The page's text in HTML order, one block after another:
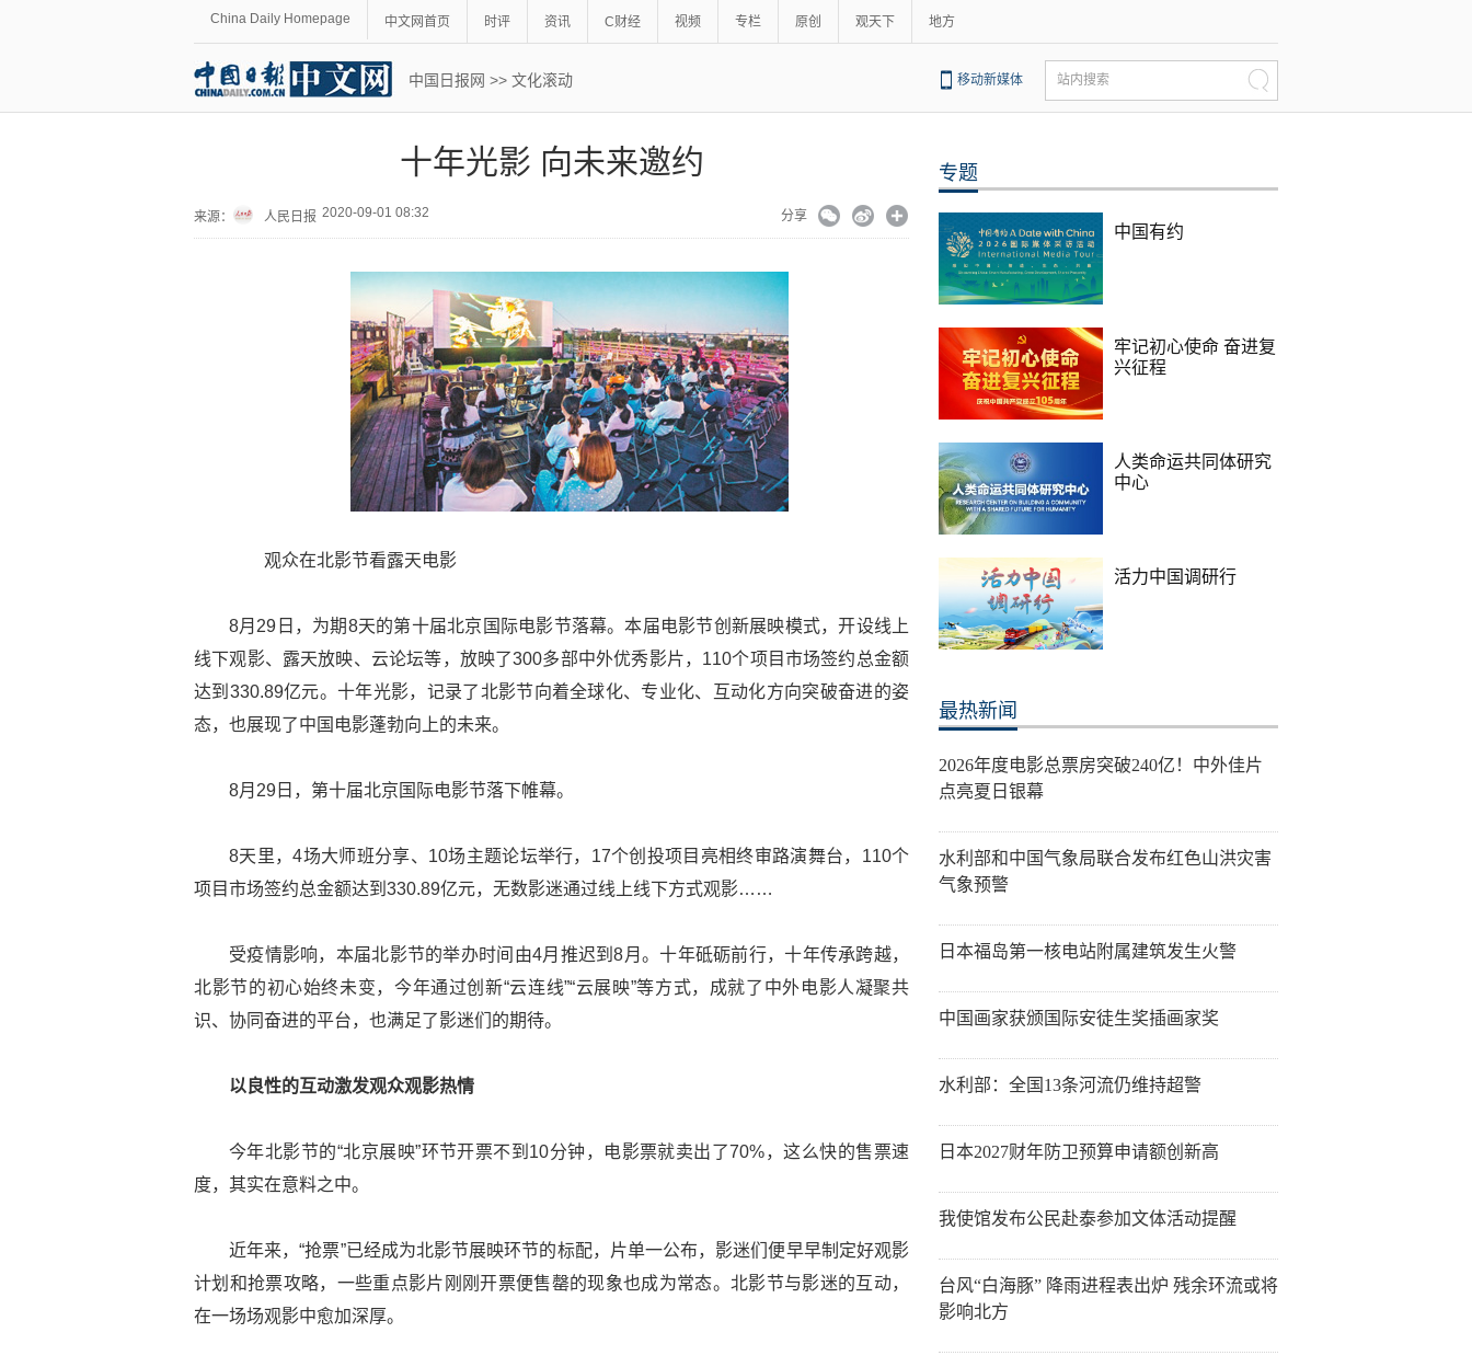
China Daily Homepage 中文网首页 时评 资讯 C财经 视频 专栏 原创 观天下 地方
中国日报网 >> 文化滚动 移动新媒体 站内搜索
十年光影 向未来邀约
来源： 人民日报 2020-09-01 08:32 分享
观众在北影节看露天电影
8月29日，为期8天的第十届北京国际电影节落幕。本届电影节创新展映模式，开设线上
线下观影、露天放映、云论坛等，放映了300多部中外优秀影片，110个项目市场签约总金额
达到330.89亿元。十年光影，记录了北影节向着全球化、专业化、互动化方向突破奋进的姿
态，也展现了中国电影蓬勃向上的未来。
8月29日，第十届北京国际电影节落下帷幕。
8天里，4场大师班分享、10场主题论坛举行，17个创投项目亮相终审路演舞台，110个
项目市场签约总金额达到330.89亿元，无数影迷通过线上线下方式观影……
受疫情影响，本届北影节的举办时间由4月推迟到8月。十年砥砺前行，十年传承跨越，
北影节的初心始终未变，今年通过创新“云连线”“云展映”等方式，成就了中外电影人凝聚共
识、协同奋进的平台，也满足了影迷们的期待。
以良性的互动激发观众观影热情
今年北影节的“北京展映”环节开票不到10分钟，电影票就卖出了70%，这么快的售票速
度，其实在意料之中。
近年来，“抢票”已经成为北影节展映环节的标配，片单一公布，影迷们便早早制定好观影
计划和抢票攻略，一些重点影片刚刚开票便售罄的现象也成为常态。北影节与影迷的互动，
在一场场观影中愈加深厚。
专题
中国有约
牢记初心使命 奋进复
兴征程
人类命运共同体研究
中心
活力中国调研行
最热新闻
2026年度电影总票房突破240亿！中外佳片
点亮夏日银幕
水利部和中国气象局联合发布红色山洪灾害
气象预警
日本福岛第一核电站附属建筑发生火警
中国画家获颁国际安徒生奖插画家奖
水利部：全国13条河流仍维持超警
日本2027财年防卫预算申请额创新高
我使馆发布公民赴泰参加文体活动提醒
台风“白海豚” 降雨进程表出炉 残余环流或将
影响北方